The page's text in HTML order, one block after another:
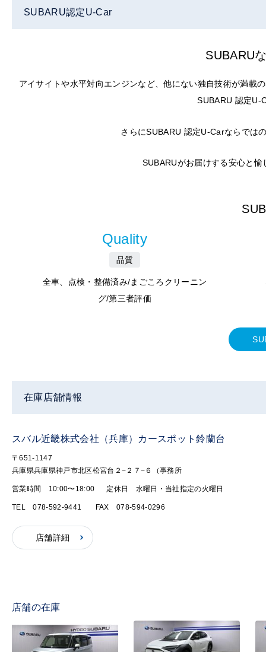
SUBARU認定U-Car
SUBARU
アイサイトや水平対向エンジンなど、他にない独自技術が満載
SUBARU 認定U-
さらにSUBARU 認定U-Carならでは
SUBARUがお届けする安心と
Quality
品質
全車、点検・整備済み/まごころクリーニン
グ/第三者評価
在庫店舗情報
スバル近畿株式会社（兵庫）カースポット鈴蘭台
〒651-1147
兵庫県兵庫県神戸市北区松宮台２−２７−６（事務所
営業時間 10:00〜18:00 定休日 水曜日・当社指定の火曜日
TEL 078-592-9441 FAX 078-594-0296
店舗詳細
店舗の在庫